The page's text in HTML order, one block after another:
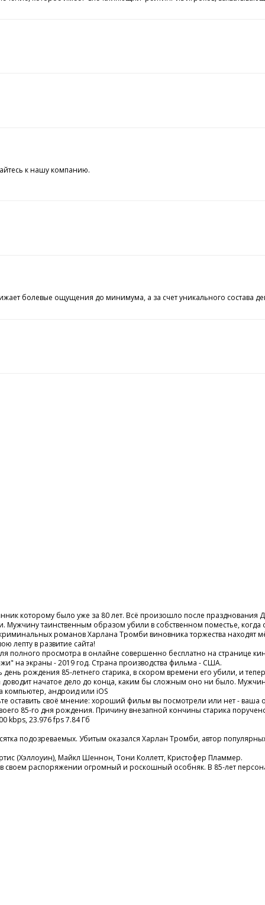
к нашу компанию.
болевые ощущения до минимума, а за счет уникального состава
которому было уже за 80 лет. Всё произошло после празднования
таинственным образом убили в собственном поместье, когда
романов Харлана Тромби виновника торжества находят
лепту в развитие сайта!
полного просмотра в онлайне совершенно бесплатно на странице
на экраны - 2019 год. Страна производства фильма - США.
рождения 85-летнего старика, в скором времени его убили, и
начатое дело до конца, каким бы сложным оно ни было.
компьютер, андроид или iOS
оставить своё мнение: хороший фильм вы посмотрели или нет -
85-го дня рождения. Причину внезапной кончины старика поручено
kbps, 23.976 fps 7.84 Гб
подозреваемых. Убитым оказался Харлан Тромби, автор
(Хэллоуин), Майкл Шеннон, Тони Коллетт, Кристофер Пламмер.
распоряжении огромный и роскошный особняк. В 85-лет